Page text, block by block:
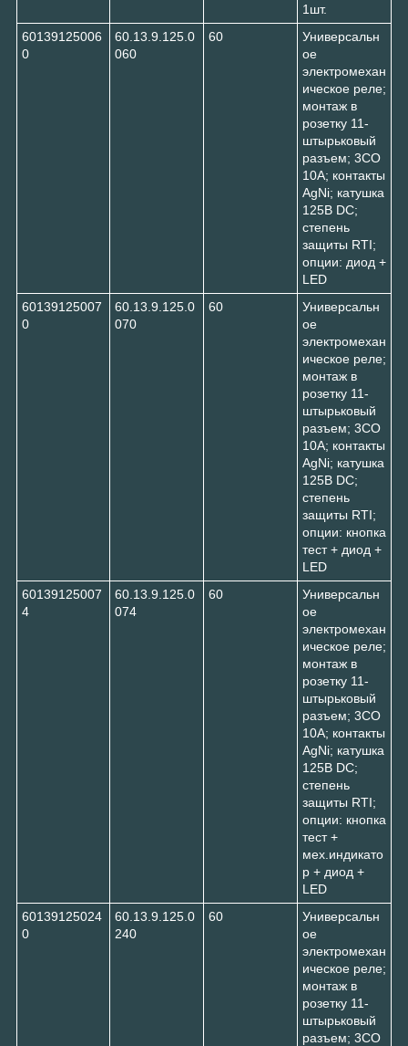
1шт.
60139125006
0
60.13.9.125.0
060
60
Универсальн
ое
электромехан
ическое реле;
монтаж в
розетку 11-
штырьковый
разъем; 3CO
10A; контакты
AgNi; катушка
125В DC;
степень
защиты RTI;
опции: диод +
LED
60139125007
0
60.13.9.125.0
070
60
Универсальн
ое
электромехан
ическое реле;
монтаж в
розетку 11-
штырьковый
разъем; 3CO
10A; контакты
AgNi; катушка
125В DC;
степень
защиты RTI;
опции: кнопка
тест + диод +
LED
60139125007
4
60.13.9.125.0
074
60
Универсальн
ое
электромехан
ическое реле;
монтаж в
розетку 11-
штырьковый
разъем; 3CO
10A; контакты
AgNi; катушка
125В DC;
степень
защиты RTI;
опции: кнопка
тест +
мех.индикато
р + диод +
LED
60139125024
0
60.13.9.125.0
240
60
Универсальн
ое
электромехан
ическое реле;
монтаж в
розетку 11-
штырьковый
разъем; 3CO